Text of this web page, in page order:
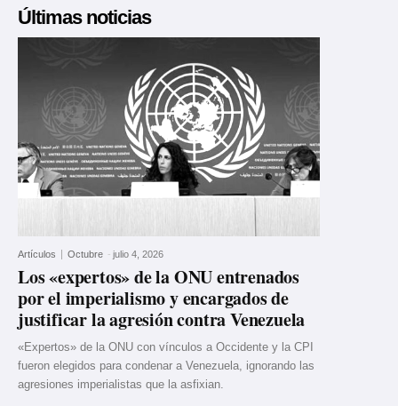
Últimas noticias
Artículos Octubre - julio 4, 2026
Los «expertos» de la ONU entrenados
por el imperialismo y encargados de
justificar la agresión contra Venezuela
«Expertos» de la ONU con vínculos a Occidente y la CPI
fueron elegidos para condenar a Venezuela, ignorando las
agresiones imperialistas que la asfixian.